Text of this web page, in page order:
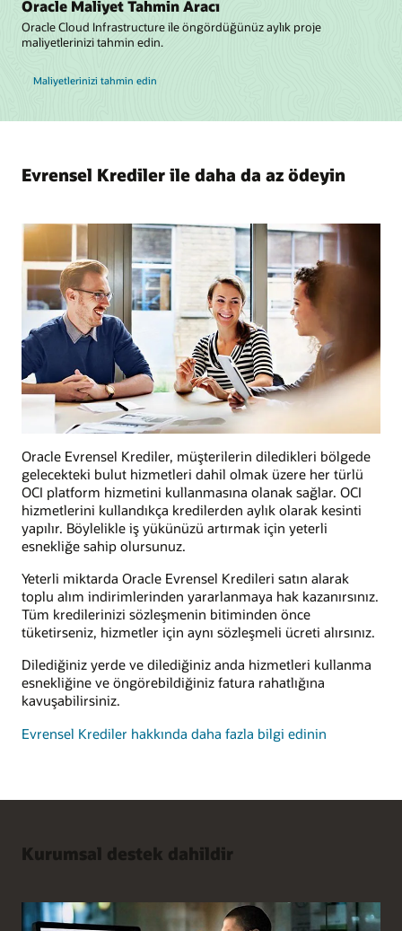
Oracle Maliyet Tahmin Aracı
Oracle Cloud Infrastructure ile öngördüğünüz aylık proje
maliyetlerinizi tahmin edin.
Maliyetlerinizi tahmin edin
Evrensel Krediler ile daha da az ödeyin
Oracle Evrensel Krediler, müşterilerin diledikleri bölgede
gelecekteki bulut hizmetleri dahil olmak üzere her türlü
OCI platform hizmetini kullanmasına olanak sağlar. OCI
hizmetlerini kullandıkça kredilerden aylık olarak kesinti
yapılır. Böylelikle iş yükünüzü artırmak için yeterli
esnekliğe sahip olursunuz.
Yeterli miktarda Oracle Evrensel Kredileri satın alarak
toplu alım indirimlerinden yararlanmaya hak kazanırsınız.
Tüm kredilerinizi sözleşmenin bitiminden önce
tüketirseniz, hizmetler için aynı sözleşmeli ücreti alırsınız.
Dilediğiniz yerde ve dilediğiniz anda hizmetleri kullanma
esnekliğine ve öngörebildiğiniz fatura rahatlığına
kavuşabilirsiniz.
Evrensel Krediler hakkında daha fazla bilgi edinin
Kurumsal destek dahildir